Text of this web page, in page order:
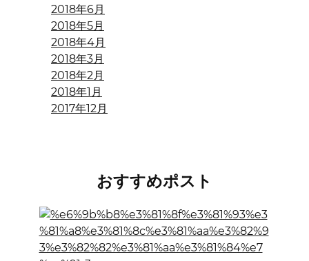
2018年6月
2018年5月
2018年4月
2018年3月
2018年2月
2018年1月
2017年12月
おすすめポスト